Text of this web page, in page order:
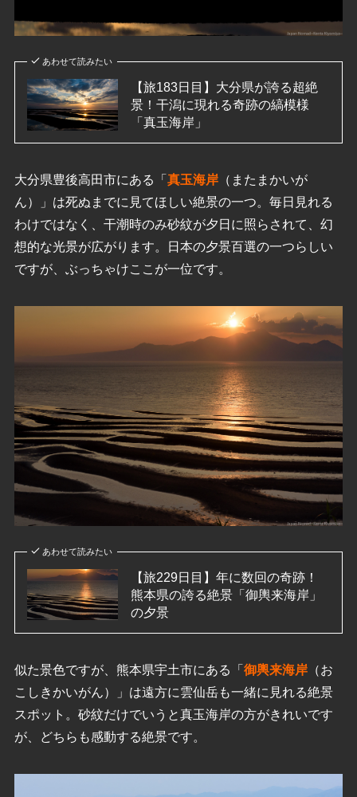
あわせて読みたい
【旅183日目】大分県が誇る超絶
景！干潟に現れる奇跡の縞模様
「真玉海岸」
大分県豊後高田市にある「 真玉海岸（またまかいが
ん）」は死ぬまでに見てほしい絶景の一つ。毎日見れる
わけではなく、干潮時のみ砂紋が夕日に照らされて、幻
想的な光景が広がります。日本の夕景百選の一つらしい
ですが、ぶっちゃけここが一位です。
あわせて読みたい
【旅229日目】年に数回の奇跡！
熊本県の誇る絶景「御輿来海岸」
の夕景
似た景色ですが、熊本県宇土市にある「 御輿来海岸（お
こしきかいがん）」は遠方に雲仙岳も一緒に見れる絶景
スポット。砂紋だけでいうと真玉海岸の方がきれいです
が、どちらも感動する絶景です。